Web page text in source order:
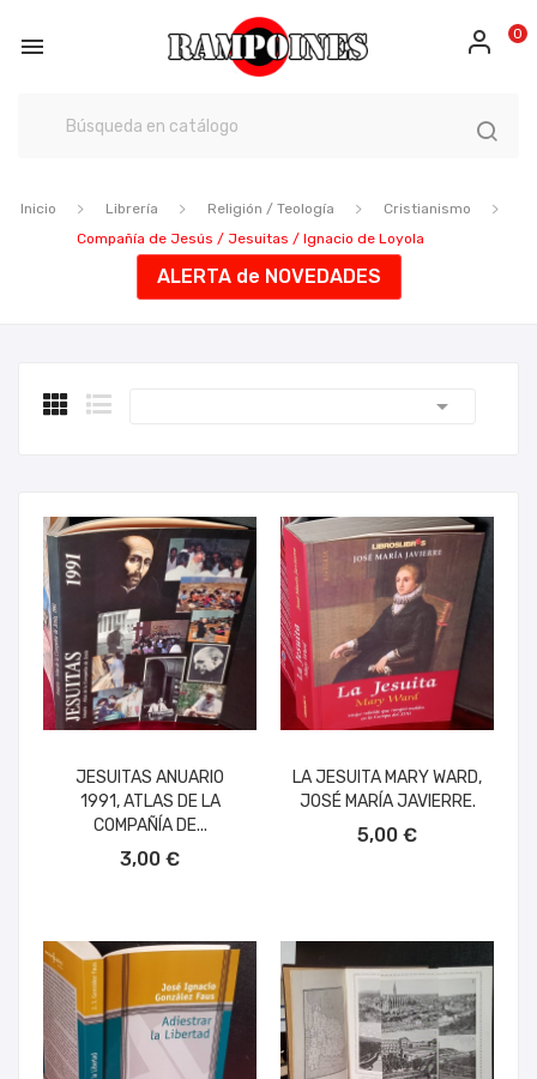
 0
Inicio Librería Religión / Teología
Cristianismo
Compañía de Jesús / Jesuitas / Ignacio de Loyola
ALERTA de NOVEDADES

JESUITAS ANUARIO
1991, ATLAS DE LA
COMPAÑÍA DE...
3,00 €
LA JESUITA MARY WARD,
JOSÉ MARÍA JAVIERRE.
5,00 €